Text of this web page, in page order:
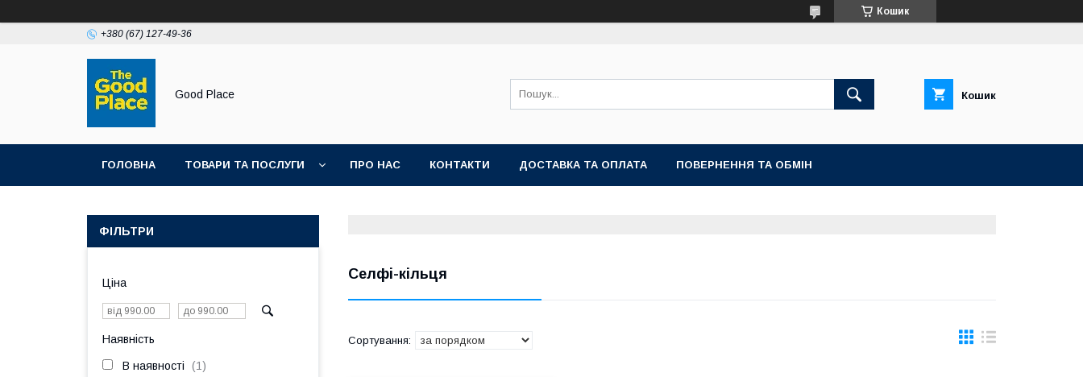
Кошик
+380 (67) 127-49-36
Good Place Кошик
ГОЛОВНА ТОВАРИ ТА ПОСЛУГИ ПРО НАС КОНТАКТИ ДОСТАВКА ТА ОПЛАТА ПОВЕРНЕННЯ ТА ОБМІН
Селфі-кільця
ФІЛЬТРИ
Ціна
Наявність
В наявності 1